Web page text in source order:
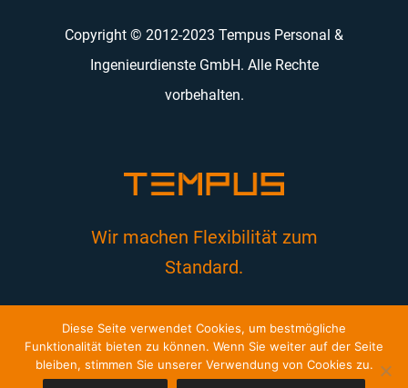
Copyright © 2012-2023 Tempus Personal &
Ingenieurdienste GmbH. Alle Rechte
vorbehalten.
Wir machen Flexibilität zum
Standard.
FacebookTwitter LinkedInXing E-
Diese Seite verwendet Cookies, um bestmögliche
Funktionalität bieten zu können. Wenn Sie weiter auf der Seite
bleiben, stimmen Sie unserer Verwendung von Cookies zu.